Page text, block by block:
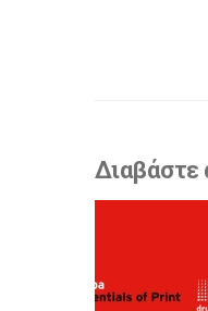
Διαβάστε